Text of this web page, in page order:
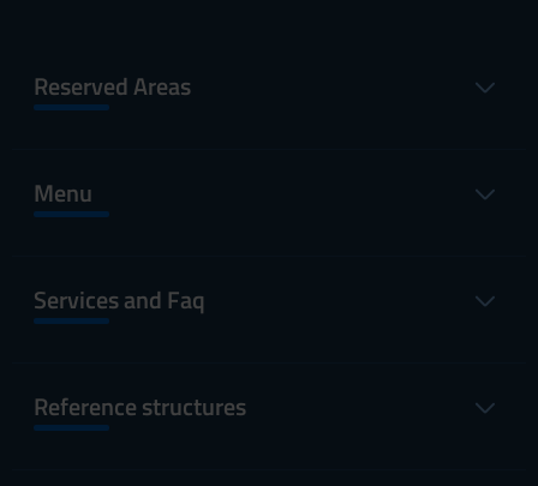
Reserved Areas
Menu
Services and Faq
Reference structures